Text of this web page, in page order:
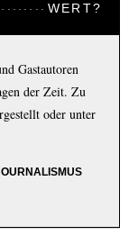
WERT?
Gastautoren
der Zeit. Zu
oder unter